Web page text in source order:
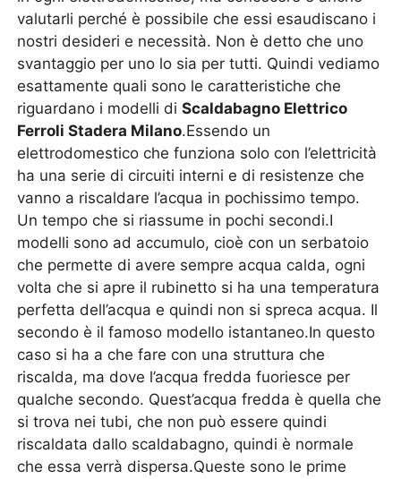
valutarli perché è possibile che essi esaudiscano i
nostri desideri e necessità. Non è detto che uno
svantaggio per uno lo sia per tutti. Quindi vediamo
esattamente quali sono le caratteristiche che
riguardano i modelli diScaldabagno Elettrico
Ferroli Stadera Milano.Essendo un
elettrodomestico che funziona solo con l’elettricità
ha una serie di circuiti interni e di resistenze che
vanno a riscaldare l’acqua in pochissimo tempo.
Un tempo che si riassume in pochi secondi.I
modelli sono ad accumulo, cioè con un serbatoio
che permette di avere sempre acqua calda, ogni
volta che si apre il rubinetto si ha una temperatura
perfetta dell’acqua e quindi non si spreca acqua. Il
secondo è il famoso modello istantaneo.In questo
caso si ha a che fare con una struttura che
riscalda, ma dove l’acqua fredda fuoriesce per
qualche secondo. Quest’acqua fredda è quella che
si trova nei tubi, che non può essere quindi
riscaldata dallo scaldabagno, quindi è normale
che essa verrà dispersa.Queste sono le prime